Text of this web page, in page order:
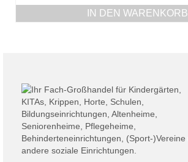
IN DEN WARENKORB